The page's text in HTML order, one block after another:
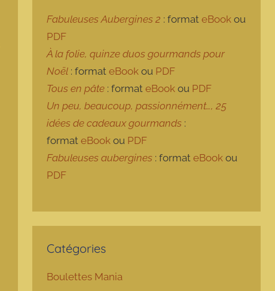
Fabuleuses Aubergines 2 : formateBook ou
PDF
À la folie, quinze duos gourmands pour
Noël : formateBook ou PDF
Tous en pâte : formateBook ou PDF
Un peu, beaucoup, passionnément…, 25
idées de cadeaux gourmands :
formateBook ou PDF
Fabuleuses aubergines : formateBook ou
PDF
Catégories
Boulettes Mania